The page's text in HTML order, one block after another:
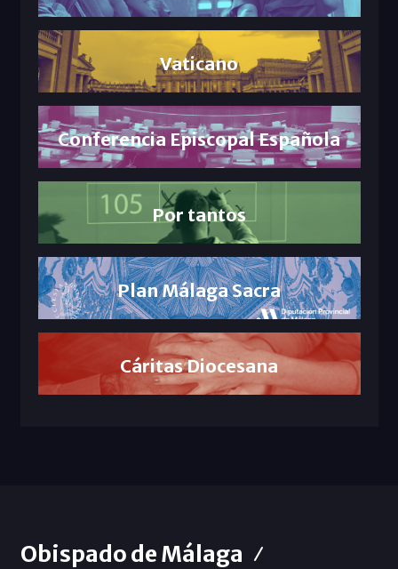
Vaticano
Conferencia Episcopal Española
Por tantos
Plan Málaga Sacra
Cáritas Diocesana
Obispado de Málaga